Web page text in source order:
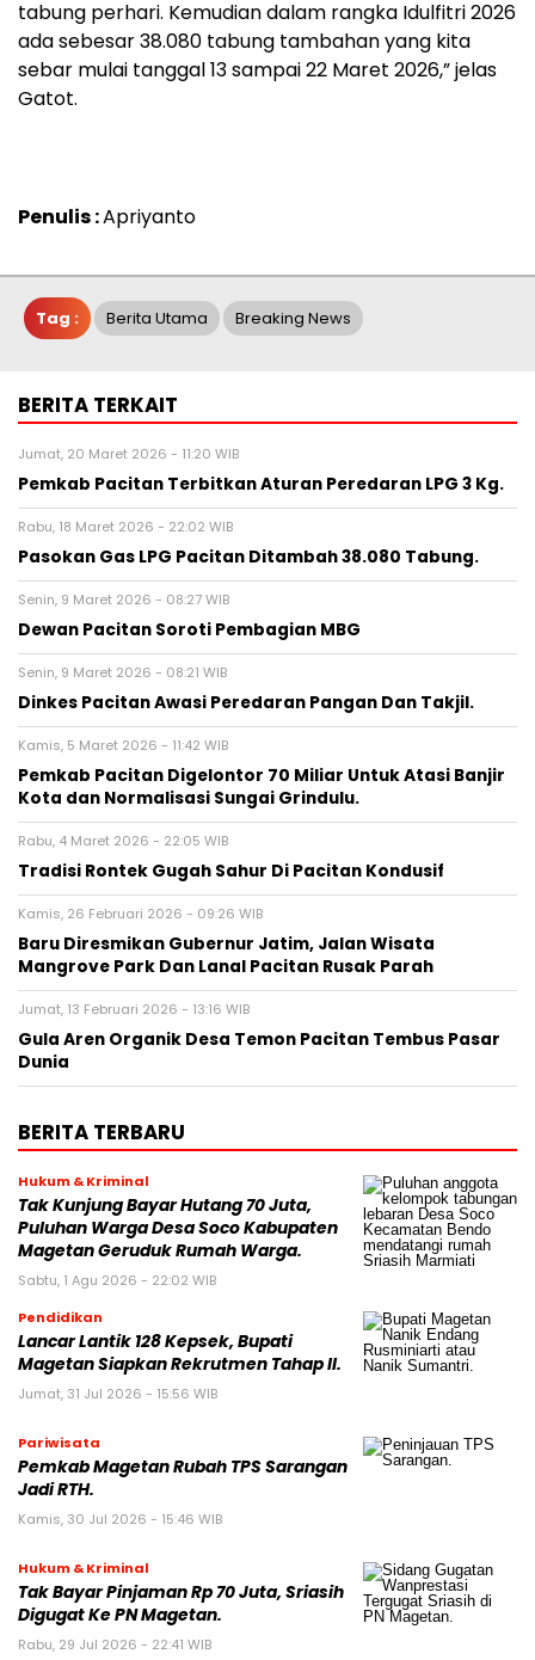
tabung perhari. Kemudian dalam rangka Idulfitri 2026
ada sebesar 38.080 tabung tambahan yang kita
sebar mulai tanggal 13 sampai 22 Maret 2026,” jelas
Gatot.
Penulis :Apriyanto
Tag : Berita Utama Breaking News
BERITA TERKAIT
Jumat, 20 Maret 2026 - 11:20 WIB
Pemkab Pacitan Terbitkan Aturan Peredaran LPG 3 Kg.
Rabu, 18 Maret 2026 - 22:02 WIB
Pasokan Gas LPG Pacitan Ditambah 38.080 Tabung.
Senin, 9 Maret 2026 - 08:27 WIB
Dewan Pacitan Soroti Pembagian MBG
Senin, 9 Maret 2026 - 08:21 WIB
Dinkes Pacitan Awasi Peredaran Pangan Dan Takjil.
Kamis, 5 Maret 2026 - 11:42 WIB
Pemkab Pacitan Digelontor 70 Miliar Untuk Atasi Banjir
Kota dan Normalisasi Sungai Grindulu.
Rabu, 4 Maret 2026 - 22:05 WIB
Tradisi Rontek Gugah Sahur Di Pacitan Kondusif
Kamis, 26 Februari 2026 - 09:26 WIB
Baru Diresmikan Gubernur Jatim, Jalan Wisata
Mangrove Park Dan Lanal Pacitan Rusak Parah
Jumat, 13 Februari 2026 - 13:16 WIB
Gula Aren Organik Desa Temon Pacitan Tembus Pasar
Dunia
BERITA TERBARU
Hukum & Kriminal
Tak Kunjung Bayar Hutang 70 Juta,
Puluhan Warga Desa Soco Kabupaten
Magetan Geruduk Rumah Warga.
Sabtu, 1 Agu 2026 - 22:02 WIB
Pendidikan
Lancar Lantik 128 Kepsek, Bupati
Magetan Siapkan Rekrutmen Tahap II.
Jumat, 31 Jul 2026 - 15:56 WIB
Pariwisata
Pemkab Magetan Rubah TPS Sarangan
Jadi RTH.
Kamis, 30 Jul 2026 - 15:46 WIB
Hukum & Kriminal
Tak Bayar Pinjaman Rp 70 Juta, Sriasih
Digugat Ke PN Magetan.
Rabu, 29 Jul 2026 - 22:41 WIB